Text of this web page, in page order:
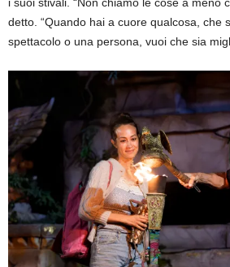
detto. “Quando hai a cuore qualcosa, che
spettacolo o una persona, vuoi che sia